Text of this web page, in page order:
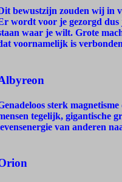
bewustzijn zouden wij in
wordt voor je gezorgd dus
waar je wilt. Grote
voornamelijk is
sterk
tegelijk, gigantische
van anderen